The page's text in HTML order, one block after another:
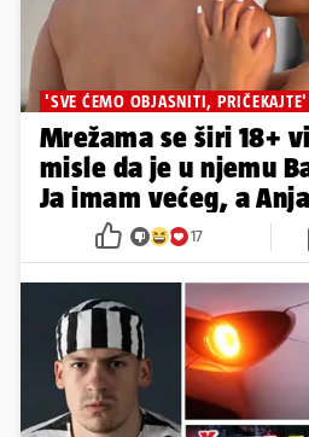
'SVE ĆEMO OBJASNITI, PRIČEKAJTE'
Mrežama se širi 18+
misle da je u njemu
Ja imam većeg, a
17